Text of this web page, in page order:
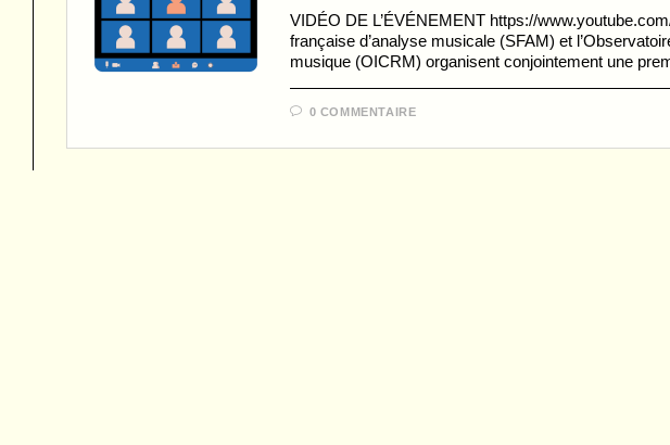
VIDÉO DE L’ÉVÉNEMENT https://
française d’analyse musicale (SFAM) et
musique (OICRM) organisent conjointement une
0 COMMENTAIRE